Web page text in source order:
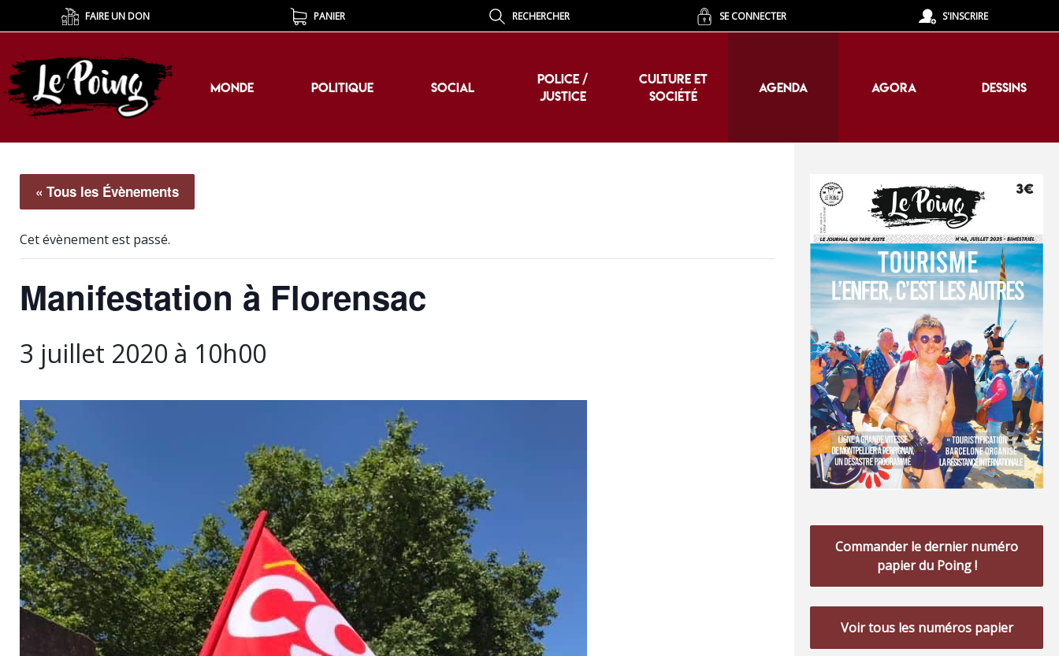
FAIRE UN DON PANIER RECHERCHER SE CONNECTER S'INSCRIRE
MONDE POLITIQUE SOCIAL
POLICE /
JUSTICE
CULTURE ET
SOCIÉTÉ
AGENDA AGORA DESSINS
MONDE POLITIQUE SOCIAL
POLICE /
JUSTICE
CULTURE ET
SOCIÉTÉ
AGENDA AGORA DESSINS
« Tous les Évènements
Cet évènement est passé.
Manifestation à Florensac
3 juillet 2020 à 10h00
Commander le dernier numéro
papier du Poing !
Voir tous les numéros papier